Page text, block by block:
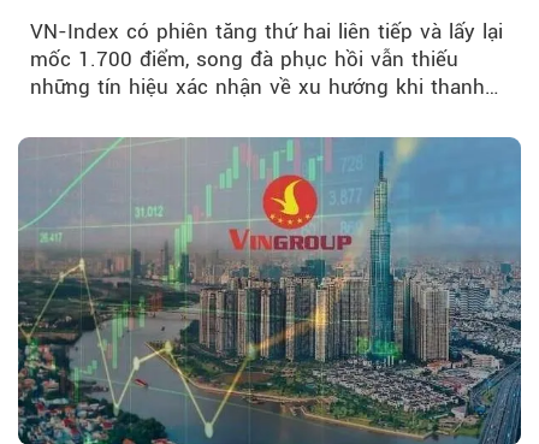
VN-Index có phiên tăng thứ hai liên tiếp và lấy lại
mốc 1.700 điểm, song đà phục hồi vẫn thiếu
những tín hiệu xác nhận về xu hướng khi thanh